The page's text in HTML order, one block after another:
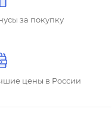
за покупку
цены в России